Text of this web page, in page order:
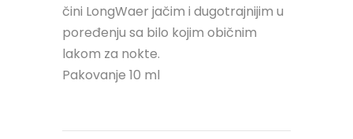
čini LongWaer jačim i dugotrajnijim u
poređenju sa bilo kojim običnim
lakom za nokte.
Pakovanje 10 ml